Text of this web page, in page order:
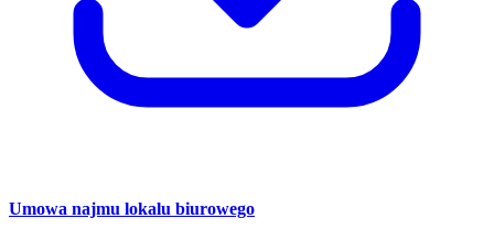
Umowa najmu lokalu biurowego